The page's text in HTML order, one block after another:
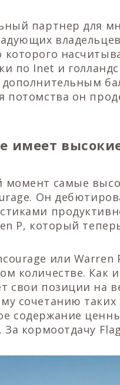
партнер для
которого
по Inet и
дополнительным
потомства он
имеет
момент самые
Он
P, который
или Warren
количестве. Как
свои позиции на
сочетанию
содержание
За кормоотдачу